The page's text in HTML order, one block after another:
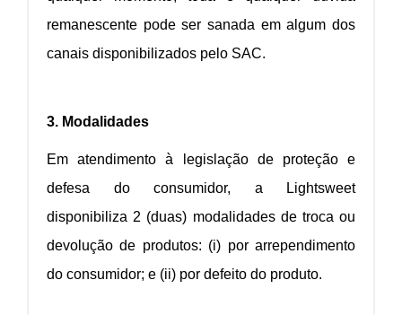
remanescente pode ser sanada em algum dos
canais disponibilizados pelo SAC.
3. Modalidades
Em atendimento à legislação de proteção e
defesa do consumidor, a Lightsweet
disponibiliza 2 (duas) modalidades de troca ou
devolução de produtos: (i) por arrependimento
do consumidor; e (ii) por defeito do produto.